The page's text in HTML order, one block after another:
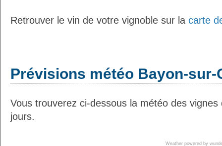
Retrouver le vin de votre vignoble sur la carte
Prévisions météo Bayon-sur-
Vous trouverez ci-dessous la météo des
jours.
Weather powered by